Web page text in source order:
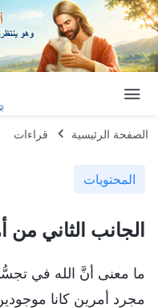
الصفحة الرئيسية قراءات
المحتويات
الجانب الثاني من
ما معنى أنَّ الله في
مجرد أمرين كانا